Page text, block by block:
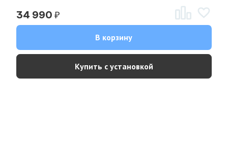
34 990 ₽
В корзину
Купить с установкой